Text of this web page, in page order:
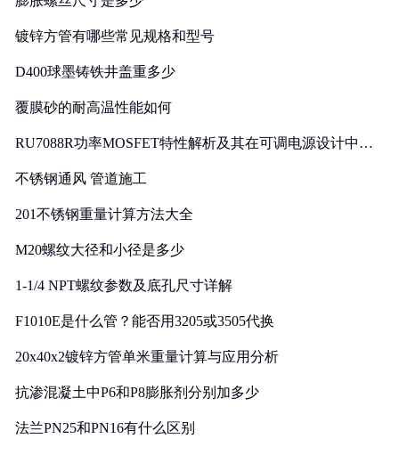
镀锌方管有哪些常见规格和型号
D400球墨铸铁井盖重多少
覆膜砂的耐高温性能如何
RU7088R功率MOSFET特性解析及其在可调电源设计中的
不锈钢通风 管道施工
201不锈钢重量计算方法大全
M20螺纹大径和小径是多少
1-1/4 NPT螺纹参数及底孔尺寸详解
F1010E是什么管？能否用3205或3505代换
20x40x2镀锌方管单米重量计算与应用分析
抗渗混凝土中P6和P8膨胀剂分别加多少
法兰PN25和PN16有什么区别